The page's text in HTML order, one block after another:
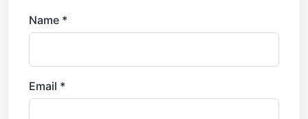
Name *
Email *